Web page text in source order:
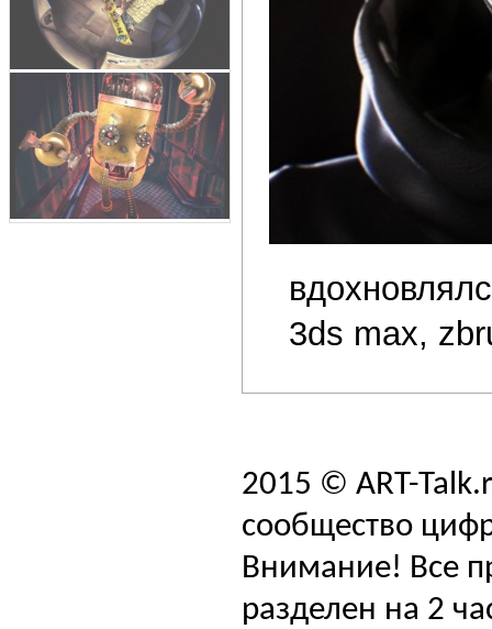
3ds max,
2015 © ART-
сообщество
Внимание! Все
разделен на 2